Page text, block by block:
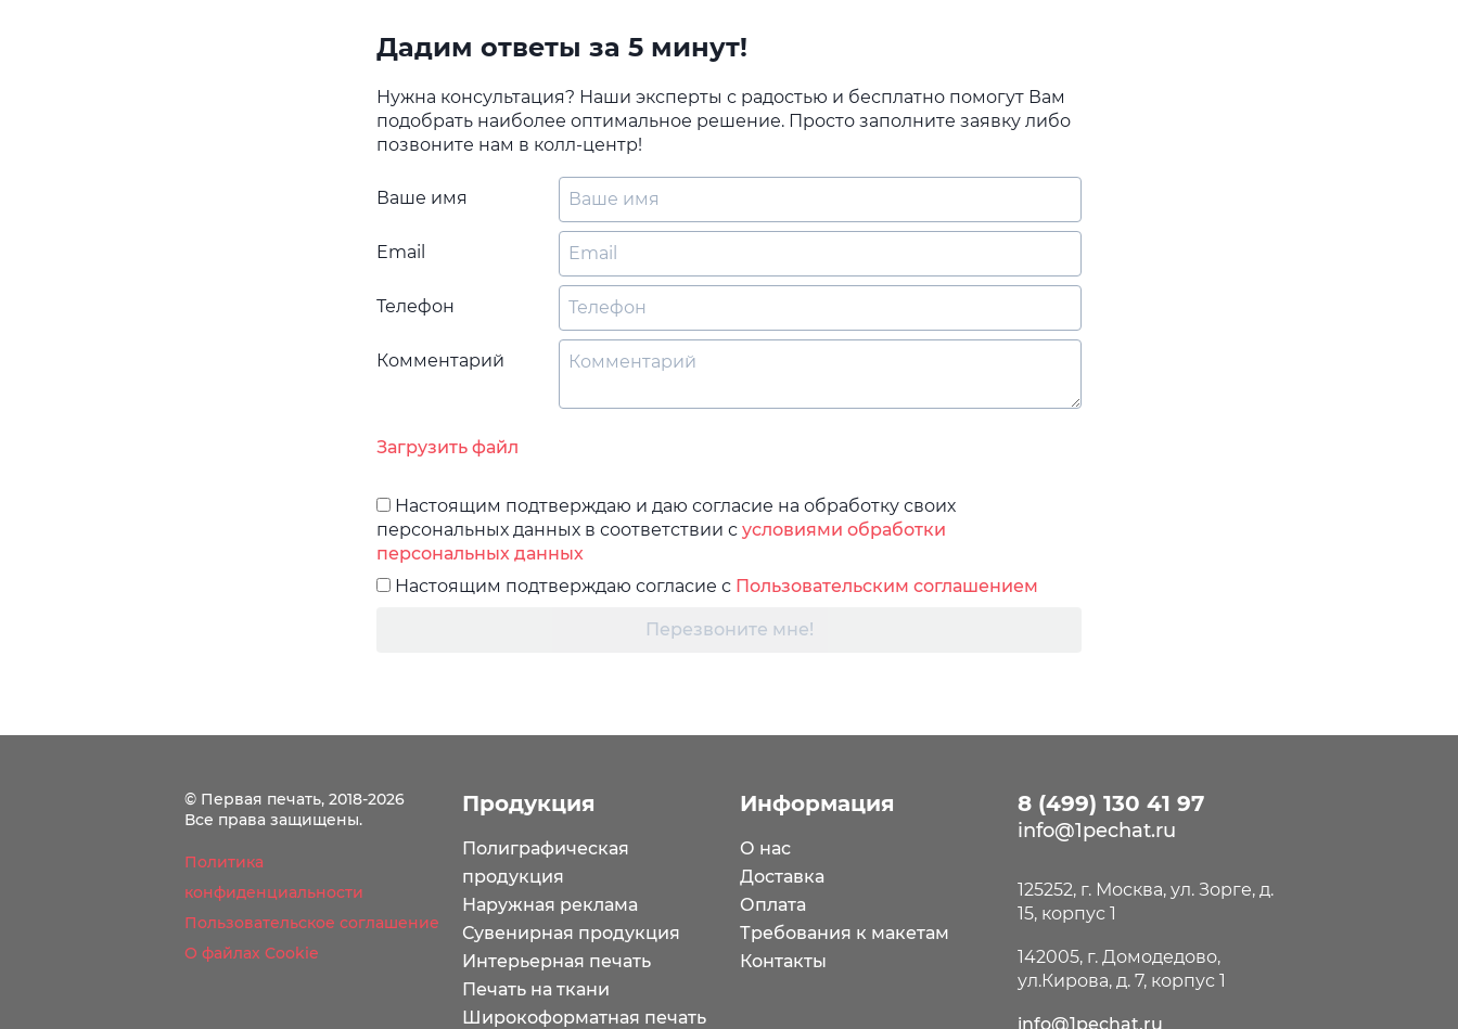
Дадим ответы за 5 минут!
Нужна консультация? Наши эксперты с радостью и бесплатно помогут Вам
подобрать наиболее оптимальное решение. Просто заполните заявку либо
позвоните нам в колл-центр!
Ваше имя
Email
Телефон
Комментарий
Загрузить файл
Настоящим подтверждаю и даю согласие на обработку своих
персональных данных в соответствии с условиями обработки
персональных данных
Настоящим подтверждаю согласие с Пользовательским соглашением
Перезвоните мне!
© Первая печать, 2018-2026
Все права защищены.
Политика
конфиденциальности
Пользовательское соглашение
О файлах Cookie
Продукция
Полиграфическая
продукция
Наружная реклама
Сувенирная продукция
Интерьерная печать
Печать на ткани
Широкоформатная печать
Информация
О нас
Доставка
Оплата
Требования к макетам
Контакты
8 (499) 130 41 97
info@1pechat.ru
125252, г. Москва, ул. Зорге, д.
15, корпус 1
142005, г. Домодедово,
ул.Кирова, д. 7, корпус 1
info@1pechat.ru